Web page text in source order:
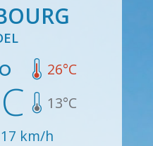
26°C
13°C
17 km/h